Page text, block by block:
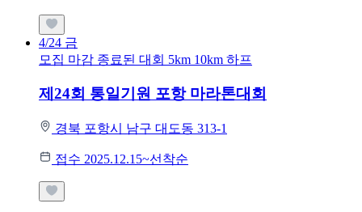
4/24 금
모집 마감 종료된 대회 5km 10km 하프
제24회 통일기원 포항 마라톤대회
경북 포항시 남구 대도동 313-1
접수 2025.12.15~선착순